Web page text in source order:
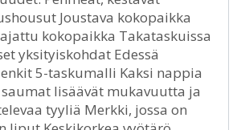
Joustava kokopaikka
kokopaikka Takataskuissa
yksityiskohdat Edessä
5-taskumalli Kaksi nappia
lisäävät mukavuutta ja
tyyliä Merkki, jossa on